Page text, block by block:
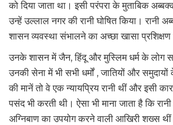
को दिया जाता था। इसी परंपरा के मुताबिक
उन्हें उल्लाल नगर की रानी घोषित किया। रानी
शासन व्यवस्था संभालने का अच्छा खासा प्रशिक्षण
उनके शासन में जैन, हिंदू और मुस्लिम धर्म के लोग
उनकी सेना में भी सभी धर्मों , जातियों और
की मानें तो वे एक न्यायप्रिय रानी थीं और इसी
पसंद भी करती थी। ऐसा भी माना जाता है कि
अग्निबाण का उपयोग करने वाली आखिरी शख्स